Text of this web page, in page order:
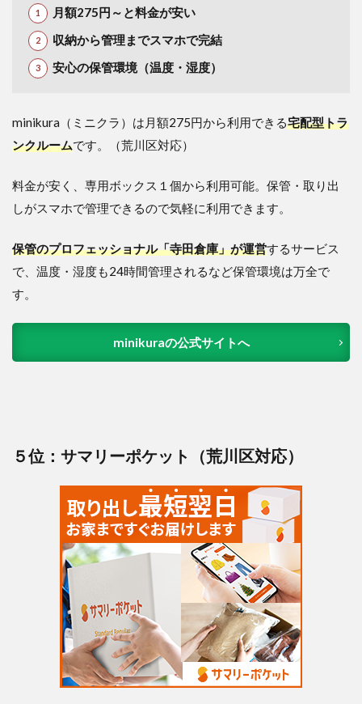
月額275円～と料金が安い
収納から管理までスマホで完結
安心の保管環境（温度・湿度）
minikura（ミニクラ）は月額275円から利用できる宅配型トラ
ンクルームです。（荒川区対応）
料金が安く、専用ボックス１個から利用可能。保管・取り出
しがスマホで管理できるので気軽に利用できます。
保管のプロフェッショナル「寺田倉庫」が運営するサービス
で、温度・湿度も24時間管理されるなど保管環境は万全で
す。
minikuraの公式サイトへ
５位：サマリーポケット（荒川区対応）